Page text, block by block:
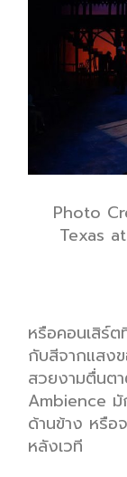
Photo
Texas
หรือคอนเสิร์ต
กับสีจากแสง
สวยงามตื่นตา
Ambience
ด้านข้าง หรือ
หลังเวที